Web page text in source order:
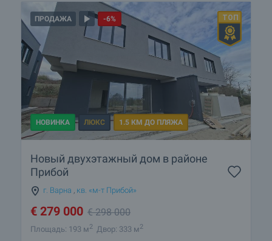
ПРОДАЖА -6%
НОВИНКА ЛЮКС 1.5 КМ ДО ПЛЯЖА
Новый двухэтажный дом в районе
Прибой
г. Варна кв. «м-т Прибой»
€ 279 000 €298 000
Площадь: 193 м2 Двор: 333 м2